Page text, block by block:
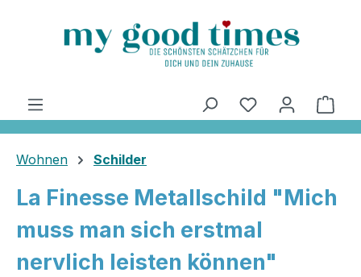
Wohnen Schilder
La Finesse Metallschild "Mich
muss man sich erstmal
nervlich leisten können"